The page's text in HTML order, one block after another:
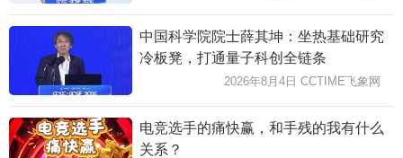
中国科学院院士薛其坤：坐热基础研究
冷板凳，打通量子科创全链条
2026年8月4日 CCTIME飞象网
电竞选手的痛快赢，和手残的我有什么
关系？